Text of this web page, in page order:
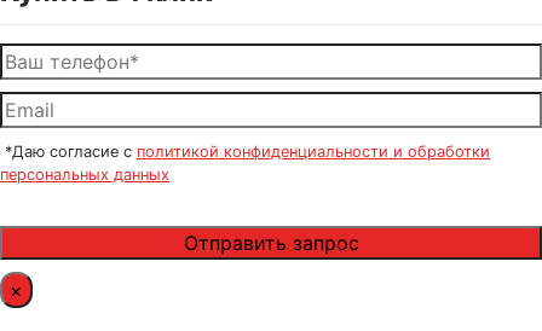
*Даю согласие с политикой конфиденциальности и обработки
персональных данных
×